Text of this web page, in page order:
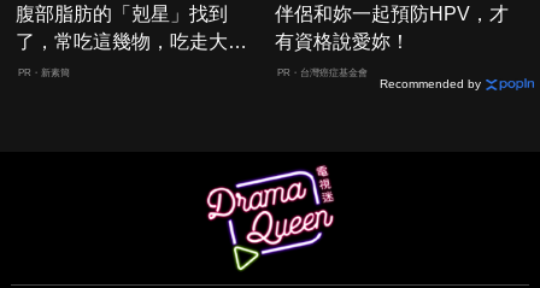
腹部脂肪的「剋星」找到
了，常吃這幾物，吃走大肚
囊，瘦出小蠻腰
PR・新素簡
伴侶和妳一起預防HPV，才
有資格說愛妳！
PR・台灣癌症基金會
Recommended by